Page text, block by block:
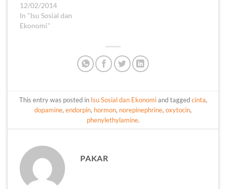
12/02/2014
In "Isu Sosial dan
Ekonomi"
This entry was posted in Isu Sosial dan Ekonomiand taggedcinta,
dopamine, endorpin, hormon, norepinephrine, oxytocin,
phenylethylamine.
PAKAR